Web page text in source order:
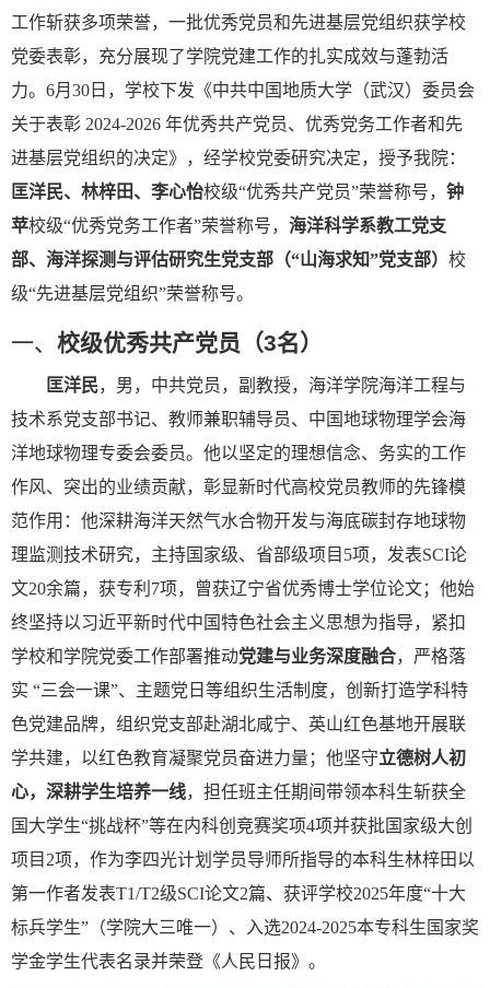
工作斩获多项荣誉，一批优秀党员和先进基层党组织获学校
党委表彰，充分展现了学院党建工作的扎实成效与蓬勃活
力。 6月 30 日，学校下发《中共中国地质大学（武汉）委员会
关于表彰 2024-2026 年优秀共产党员、优秀党务工作者和先
进基层党组织的决定》 ， 经学校党委研究决定，授予我院：
匡洋民、林梓田、李心怡校级“优秀共产党员”荣誉称号， 钟
苹校级“优秀党务工作者”荣誉称号， 海洋科学系教工党支
部、海洋探测与评估研究生党支部（“山海求知”党支部） 校
级“先进基层党组织”荣誉称号。
一、 校级优秀共产党员 （3名）
匡洋民， 男，中共党员，副教授，海洋学院海洋工程与
技术系党支部书记、教师兼职辅导员、 中国地球物理学会海
洋地球物理专委会委员。他以坚定的理想信念、务实的工作
作风、突出的业绩贡献，彰显新时代高校党员教师的先锋模
范作用 ：他深耕海洋天然气水合物开发与海底碳封存地球物
理监测技术研究，主持国家级、省部级项目 5项，发表SCI论
文20余篇，获专利 7项，曾获辽宁省优秀博士学位论文； 他始
终坚持以习近平新时代中国特色社会主义思想为指导，紧扣
学校和学院党委工作部署推动党建与业务深度融合， 严格落
实 “三会一课”、主题党日等组织生活制度，创新打造学科特
色党建品牌，组织党支部赴湖北咸宁、英山红色基地开展联
学共建，以红色教育凝聚党员奋进力量 ；他坚守立德树人初
心，深耕学生培养一线， 担任班主任期间带领本科生斩获全
国大学生“挑战杯”等在内科创竞赛奖项4项并获批国家级大创
项目 2项， 作为李四光计划学员导师所指导的本科生林梓田以
第一作者发表T1/T2级SCI论文2篇、 获评学校2025年度“十大
标兵学生” （学院大三唯一）、入选2024-2025本专科生国家奖
学金学生代表名录并荣登 《人民日报》。